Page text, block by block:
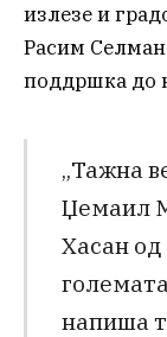
излезе и
Расим
поддршка до
„Тажна
Џемаил
Хасан
напиша